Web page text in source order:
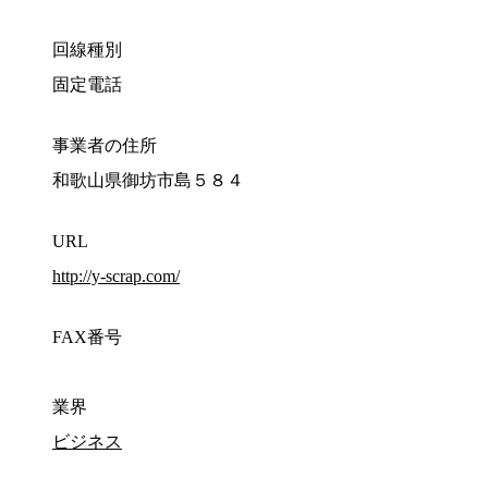
回線種別
固定電話
事業者の住所
和歌山県御坊市島５８４
URL
http://y-scrap.com/
FAX番号
業界
ビジネス